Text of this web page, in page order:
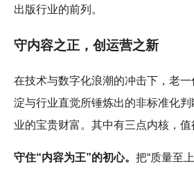
出版行业的前列。
守内容之正，创运营之新
在技术与数字化浪潮的冲击下，老
淀与行业直觉所锤炼出的非标准化
业的宝贵财富。其中有三点内核，值
守住“内容为王”的初心。 把“质量至